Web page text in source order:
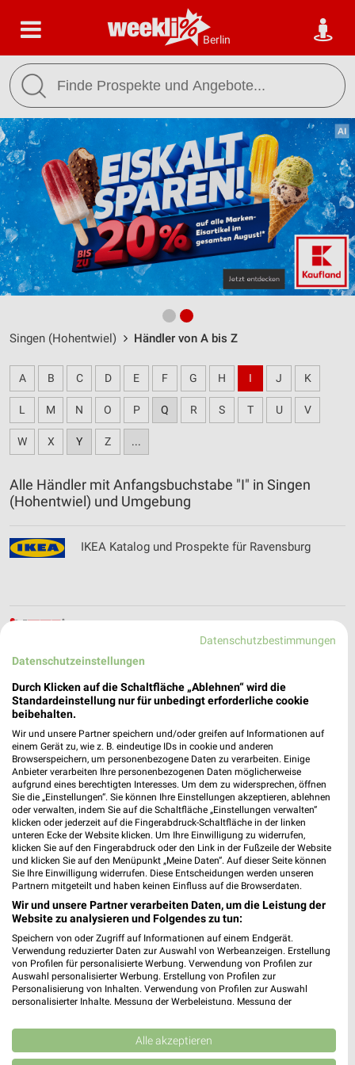
Berlin
Singen (Hohentwiel) Händler von A bis Z
A B C D E F G H I J K
L M N O P Q R S T U V
W X Y Z ...
Alle Händler mit Anfangsbuchstabe "I" in Singen
(Hohentwiel) und Umgebung
IKEA Katalog und Prospekte für Ravensburg
INTERSPORT Prospekte, Angebote & Aktionen
Noch mehr Angebote in
der weekli App!
Jetzt kostenlos laden
Datenschutzbestimmungen
Datenschutzeinstellungen
Durch Klicken auf die Schaltfläche „Ablehnen“ wird die
Standardeinstellung nur für unbedingt erforderliche cookie
beibehalten.
Wir und unsere Partner speichern und/oder greifen auf Informationen auf
einem Gerät zu, wie z. B. eindeutige IDs in cookie und anderen
Browserspeichern, um personenbezogene Daten zu verarbeiten. Einige
Anbieter verarbeiten Ihre personenbezogenen Daten möglicherweise
aufgrund eines berechtigten Interesses. Um dem zu widersprechen, öffnen
Sie die „Einstellungen“. Sie können Ihre Einstellungen akzeptieren, ablehnen
oder verwalten, indem Sie auf die Schaltfläche „Einstellungen verwalten“
klicken oder jederzeit auf die Fingerabdruck-Schaltfläche in der linken
unteren Ecke der Website klicken. Um Ihre Einwilligung zu widerrufen,
klicken Sie auf den Fingerabdruck oder den Link in der Fußzeile der Website
und klicken Sie auf den Menüpunkt „Meine Daten“. Auf dieser Seite können
Sie Ihre Einwilligung widerrufen. Diese Entscheidungen werden unseren
Partnern mitgeteilt und haben keinen Einfluss auf die Browserdaten.
Wir und unsere Partner verarbeiten Daten, um die Leistung der
Website zu analysieren und Folgendes zu tun:
Speichern von oder Zugriff auf Informationen auf einem Endgerät.
Verwendung reduzierter Daten zur Auswahl von Werbeanzeigen. Erstellung
von Profilen für personalisierte Werbung. Verwendung von Profilen zur
Auswahl personalisierter Werbung. Erstellung von Profilen zur
Personalisierung von Inhalten. Verwendung von Profilen zur Auswahl
personalisierter Inhalte. Messung der Werbeleistung. Messung der
Kombinationen von Daten aus verschiedenen Quellen. Entwicklung und
Verbesserung der Angebote. Verwendung reduzierter Daten zur Auswahl
von Inhalten.
Alle akzeptieren